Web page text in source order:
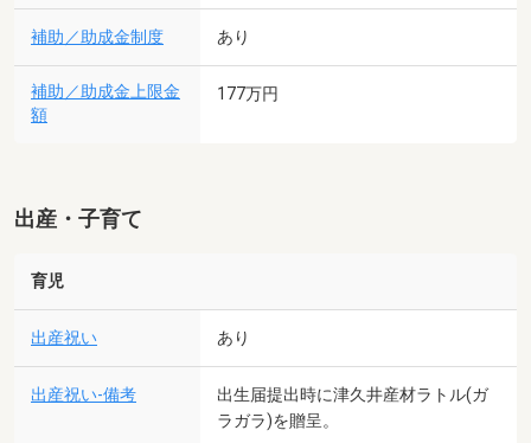
補助／助成金制度 あり
補助／助成金上限金
額
177万円
出産・子育て
育児
出産祝い あり
出産祝い-備考
出生届提出時に津久井産材ラトル(ガ
ラガラ)を贈呈。